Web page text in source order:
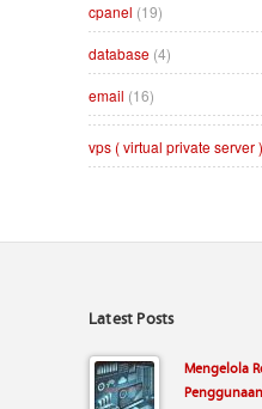
cpanel (19)
database (4)
email (16)
vps ( virtual private server )
Latest Posts
Mengelola